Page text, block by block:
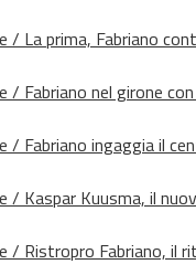
/ La prima, Fabriano
/ Fabriano nel girone
/ Fabriano ingaggia il
/ Kaspar Kuusma, il
/ Ristropro Fabriano, il